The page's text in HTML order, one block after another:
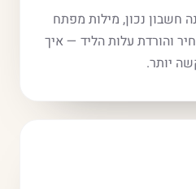
חשבון נכון, מילות מפתח
והורדת עלות הליד — איך
יותר.